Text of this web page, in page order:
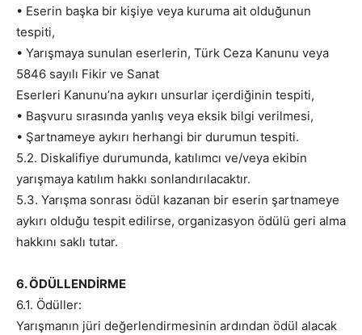
• Eserin başka bir kişiye veya kuruma ait olduğunun
tespiti,
• Yarışmaya sunulan eserlerin, Türk Ceza Kanunu veya
5846 sayılı Fikir ve Sanat
Eserleri Kanunu’na aykırı unsurlar içerdiğinin tespiti,
• Başvuru sırasında yanlış veya eksik bilgi verilmesi,
• Şartnameye aykırı herhangi bir durumun tespiti.
5.2. Diskalifiye durumunda, katılımcı ve/veya ekibin
yarışmaya katılım hakkı sonlandırılacaktır.
5.3. Yarışma sonrası ödül kazanan bir eserin şartnameye
aykırı olduğu tespit edilirse, organizasyon ödülü geri alma
hakkını saklı tutar.
6. ÖDÜLLENDİRME
6.1. Ödüller:
Yarışmanın jüri değerlendirmesinin ardından ödül alacak